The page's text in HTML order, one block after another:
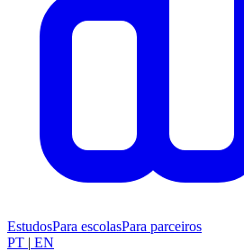
EstudosPara escolasPara parceiros
PT | EN